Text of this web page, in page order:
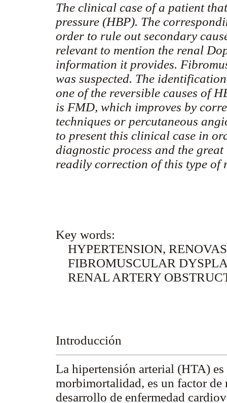
The clinical case of a patient
pressure (HBP). The
order to rule out secondary
relevant to mention the renal
information it provides.
was suspected. The
one of the reversible causes of
is FMD, which improves by
techniques or percutaneous
to present this clinical case in
diagnostic process and the
readily correction of this type of
Key words:
HYPERTENSION,
FIBROMUSCULAR
RENAL ARTERY
Introducción
La hipertensión arterial (HTA) es
morbimortalidad, es un factor
desarrollo de enfermedad